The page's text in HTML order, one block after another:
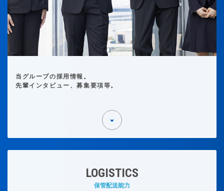
当グループの採用情報。
先輩インタビュー、募集要項等。
LOGISTICS
保管配送能力